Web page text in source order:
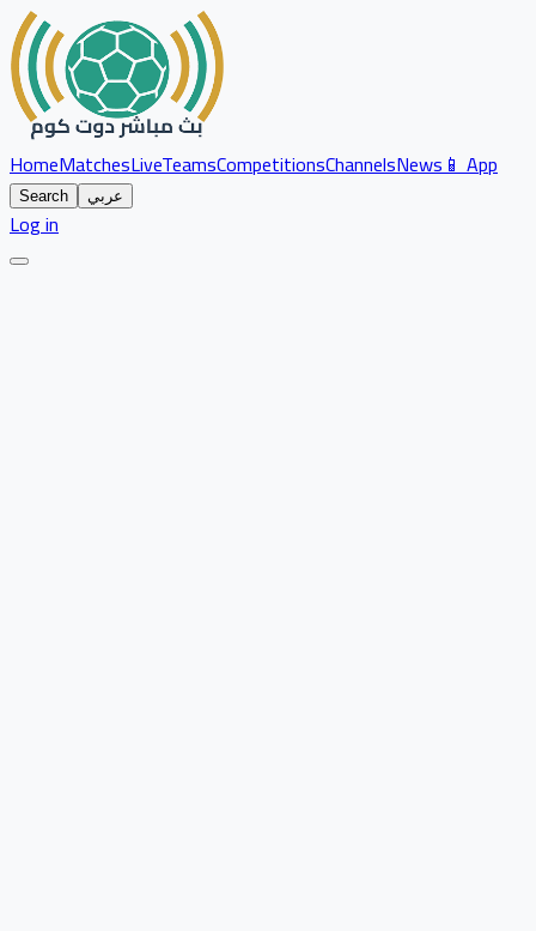
HomeMatchesLiveTeamsCompetitionsChannelsNews📱 App
Search عربي
Log in